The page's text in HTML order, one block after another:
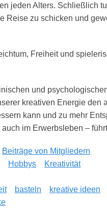
jeden Alters. Schließlich
Reise zu schicken und
Freiheit und
und
kreativen Energie den
kann und zu mehr
im Erwerbsleben –
Beiträge von Mitgliedern
Hobbys
Kreativität
basteln kreative ideen